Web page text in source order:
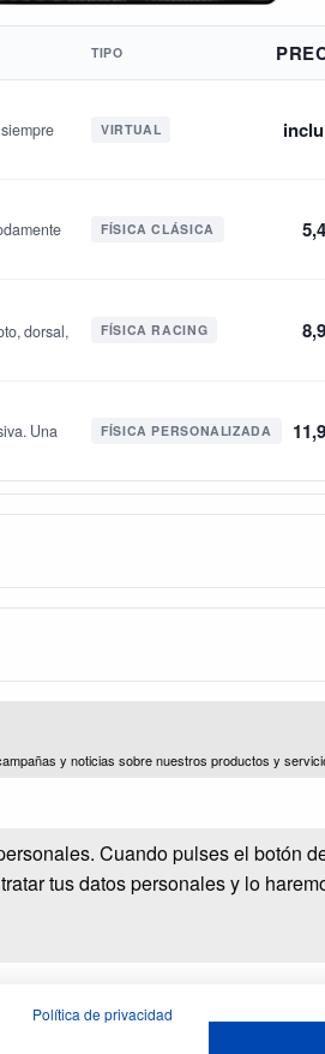
TIPO
VIRTUAL
FÍSICA CLÁSICA
dorsal,
FÍSICA RACING
Una
FÍSICA PERSONALIZADA
y noticias sobre nuestros productos y
Cuando pulses el botón
tus datos personales y lo
Política de privacidad